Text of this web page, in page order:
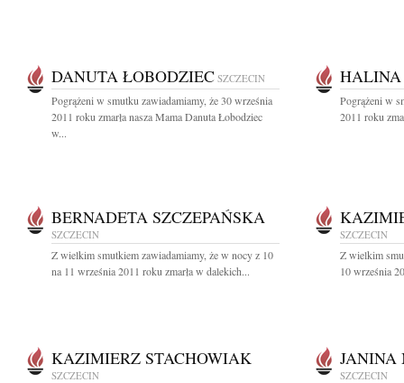
DANUTA ŁOBODZIEC SZCZECIN
Pogrążeni w smutku zawiadamiamy, że 30 września
2011 roku zmarła nasza Mama Danuta Łobodziec
w...
Pogrążeni w
2011 roku
BERNADETA SZCZEPAŃSKA
SZCZECIN
Z wielkim smutkiem zawiadamiamy, że w nocy z 10
na 11 września 2011 roku zmarła w dalekich...
SZCZECIN
Z wielkim
10 września
KAZIMIERZ STACHOWIAK
SZCZECIN
JANINA
SZCZECIN